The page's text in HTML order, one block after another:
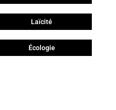
Laïcité
Écologie